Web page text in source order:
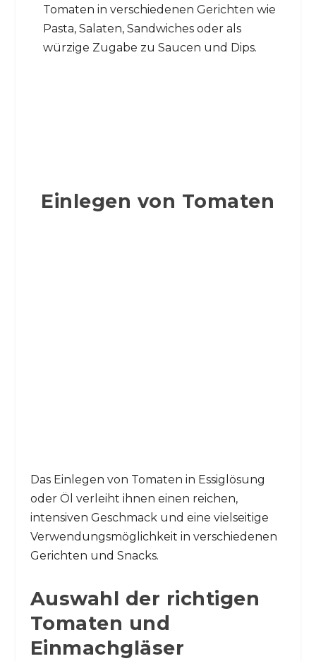
Tomaten in verschiedenen Gerichten wie
Pasta, Salaten, Sandwiches oder als
würzige Zugabe zu Saucen und Dips.
Einlegen von Tomaten
Das Einlegen von Tomaten in Essiglösung
oder Öl verleiht ihnen einen reichen,
intensiven Geschmack und eine vielseitige
Verwendungsmöglichkeit in verschiedenen
Gerichten und Snacks.
Auswahl der richtigen
Tomaten und
Einmachgläser